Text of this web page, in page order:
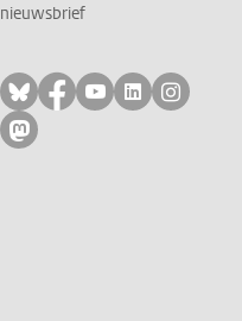
nieuwsbrief
Volg ons op bluesky
Volg ons op
Volg ons op
Volg ons
Volg
Volg ons op mastodon